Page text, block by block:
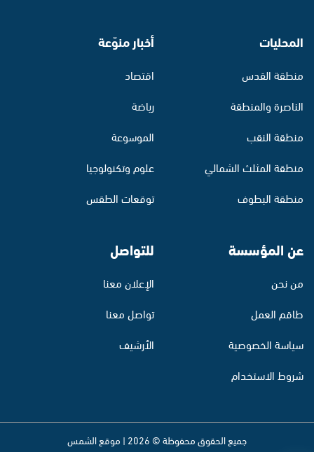
المحليات
منطقة القدس
الناصرة والمنطقة
منطقة النقب
منطقة المثلث الشمالي
منطقة البطوف
أخبار منوّعة
اقتصاد
رياضة
الموسوعة
علوم وتكنولوجيا
توقعات الطقس
عن المؤسسة
من نحن
طاقم العمل
سياسة الخصوصية
شروط الاستخدام
للتواصل
الإعلان معنا
تواصل معنا
الأرشيف
جميع الحقوق محفوظة © 2026 | موقع الشمس